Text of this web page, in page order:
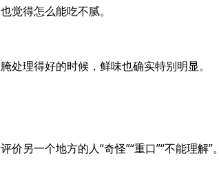
觉得怎么能吃不腻。
处理得好的时候，鲜味也确实特别明显。
另一个地方的人“奇怪”“重口”“不能理解”